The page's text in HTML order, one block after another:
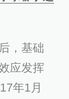
，基础
应发挥
年1月